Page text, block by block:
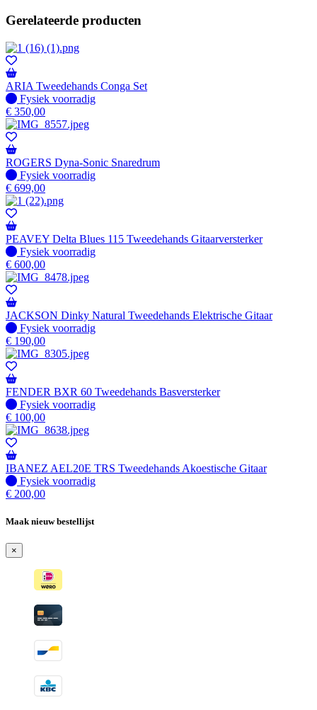
Gerelateerde producten
ARIA Tweedehands Conga Set
Fysiek voorradig
Fysiek voorradig
€ 350,00
ROGERS Dyna-Sonic Snaredrum
Fysiek voorradig
Fysiek voorradig
€ 699,00
PEAVEY Delta Blues 115 Tweedehands Gitaarversterker
Fysiek voorradig
Fysiek voorradig
€ 600,00
JACKSON Dinky Natural Tweedehands Elektrische Gitaar
Fysiek voorradig
Fysiek voorradig
€ 190,00
FENDER BXR 60 Tweedehands Basversterker
Fysiek voorradig
Fysiek voorradig
€ 100,00
IBANEZ AEL20E TRS Tweedehands Akoestische Gitaar
Fysiek voorradig
Fysiek voorradig
€ 200,00
Maak nieuw bestellijst
×